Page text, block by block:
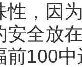
性，因
安全放
前100